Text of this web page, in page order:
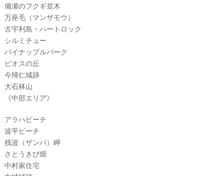
備瀬のフクギ並木
万座毛（マンザモウ）
古宇利島・ハートロック
シルミチュー
パイナップルパーク
ビオスの丘
今帰仁城跡
大石林山
《中部エリア》
アラハビーチ
波平ビーチ
残波（ザンパ）岬
さとうきび畑
中村家住宅
記
事
を
h
e
ラ
ン
キ
グ
レ
ポ
を
る